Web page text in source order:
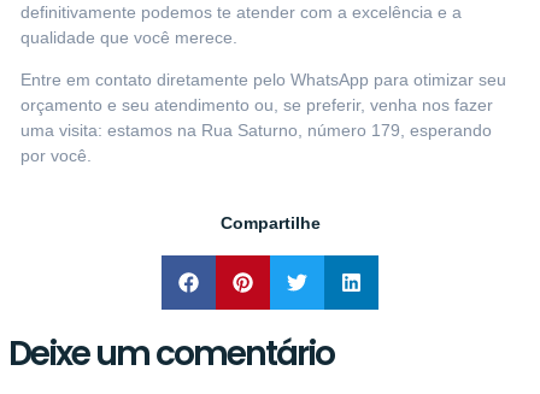
Compartilhe
definitivamente podemos te atender com a excelência e a
qualidade que você merece.
Entre em contato diretamente pelo WhatsApp para otimizar seu
orçamento e seu atendimento ou, se preferir, venha nos fazer
uma visita: estamos na Rua Saturno, número 179, esperando
por você.
Deixe um comentário